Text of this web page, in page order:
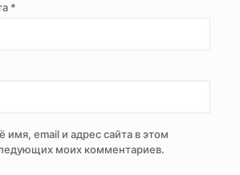
*
имя, email и адрес сайта в этом
моих комментариев.